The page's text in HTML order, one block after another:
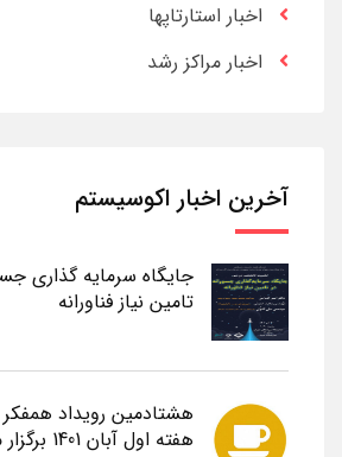
اخبار استارتاپها
اخبار مراکز رشد
آخرین اخبار اکوسیستم
جایگاه سرمایه گذاری
تامین نیاز فناورانه
هشتادمین رویداد
هفته اول آبان 1401 برگزار می شود